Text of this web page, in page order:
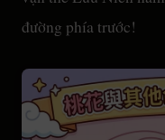
đường phía trước!